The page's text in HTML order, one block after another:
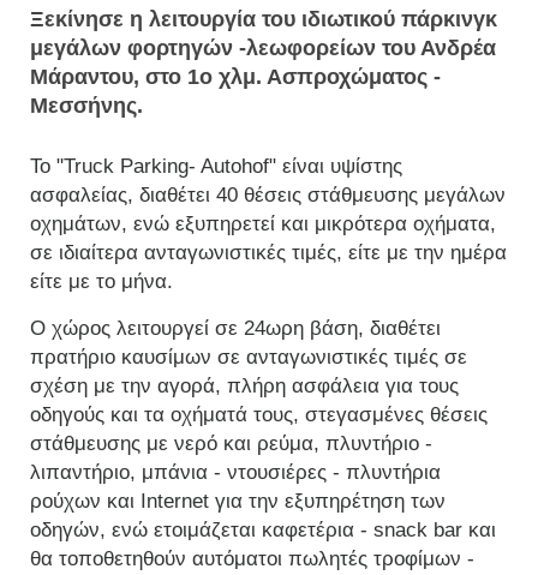
Ξεκίνησε η λειτουργία του ιδιωτικού πάρκινγκ
μεγάλων φορτηγών -λεωφορείων του Ανδρέα
Μάραντου, στο 1ο χλμ. Ασπροχώματος -
Μεσσήνης.
To "Truck Parking- Autohof" είναι υψίστης
ασφαλείας, διαθέτει 40 θέσεις στάθμευσης μεγάλων
οχημάτων, ενώ εξυπηρετεί και μικρότερα οχήματα,
σε ιδιαίτερα ανταγωνιστικές τιμές, είτε με την ημέρα
είτε με το μήνα.
Ο χώρος λειτουργεί σε 24ωρη βάση, διαθέτει
πρατήριο καυσίμων σε ανταγωνιστικές τιμές σε
σχέση με την αγορά, πλήρη ασφάλεια για τους
οδηγούς και τα οχήματά τους, στεγασμένες θέσεις
στάθμευσης με νερό και ρεύμα, πλυντήριο -
λιπαντήριο, μπάνια - ντουσιέρες - πλυντήρια
ρούχων και Ιnternet για την εξυπηρέτηση των
οδηγών, ενώ ετοιμάζεται καφετέρια - snack bar και
θα τοποθετηθούν αυτόματοι πωλητές τροφίμων -